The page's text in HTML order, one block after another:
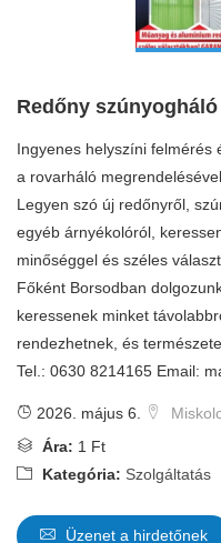
Redőny szúnyogháló
Ingyenes helyszíni felmérés
a rovarháló
Legyen szó új redőnyről,
egyéb árnyékolóról,
minőséggel és széles
Főként Borsodban
keressenek minket
rendezhetnek, és
Tel.: 0630 8214165 Email:
2026. május 6.
Ára: 1 Ft
Kategória: Szolgáltatás
Üzenet a hirdetőnek